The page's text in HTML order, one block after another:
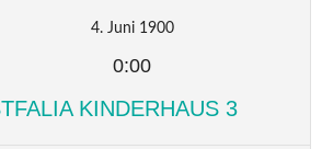
4. Juni 1900
0:00
KINDERHAUS 3